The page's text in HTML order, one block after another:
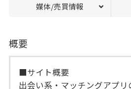
媒体/売買情報
概要
■サイト概要
出会い系・マッチングアプ